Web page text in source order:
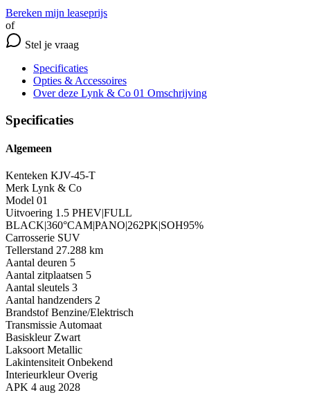
Bereken mijn leaseprijs
of
Stel je vraag
Specificaties
Opties & Accessoires
Over deze Lynk & Co 01 Omschrijving
Specificaties
Algemeen
Kenteken KJV-45-T
Merk Lynk & Co
Model 01
Uitvoering 1.5 PHEV|FULL
BLACK|360°CAM|PANO|262PK|SOH95%
Carrosserie SUV
Tellerstand 27.288 km
Aantal deuren 5
Aantal zitplaatsen 5
Aantal sleutels 3
Aantal handzenders 2
Brandstof Benzine/Elektrisch
Transmissie Automaat
Basiskleur Zwart
Laksoort Metallic
Lakintensiteit Onbekend
Interieurkleur Overig
APK 4 aug 2028